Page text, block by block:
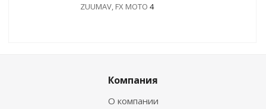
ZUUMAV, FX MOTO 4
Компания
О компании